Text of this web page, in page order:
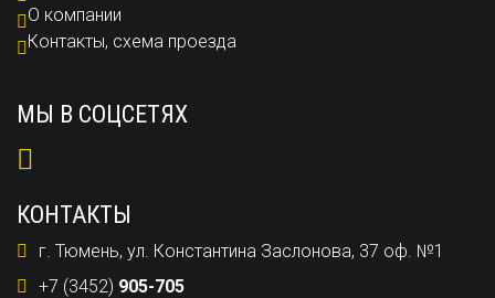
О компании
Контакты, схема проезда
МЫ В СОЦСЕТЯХ
КОНТАКТЫ
г. Тюмень, ул. Константина Заслонова, 37 оф. №1
+7 (3452) 905-705